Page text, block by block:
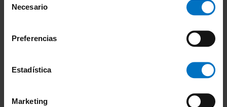
Necesario
Preferencias
Estadística
Marketing